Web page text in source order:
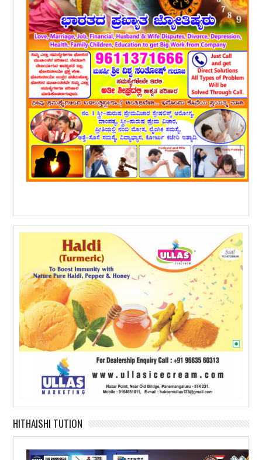
HITHAISHI TUTION